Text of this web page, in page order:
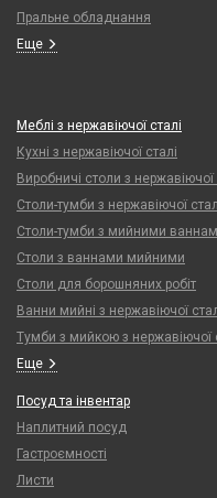
Пральне обладнання
Еще
Меблі з нержавіючої сталі
Кухні з нержавіючої сталі
Виробничі столи з нержавіючої
Столи-тумби з нержавіючої
Столи-тумби з мийними
Столи з ваннами мийними
Столи для борошняних робіт
Ванни мийні з нержавіючої
Тумби з мийкою з нержавіючої
Еще
Посуд та інвентар
Наплитний посуд
Гастроємності
Листи